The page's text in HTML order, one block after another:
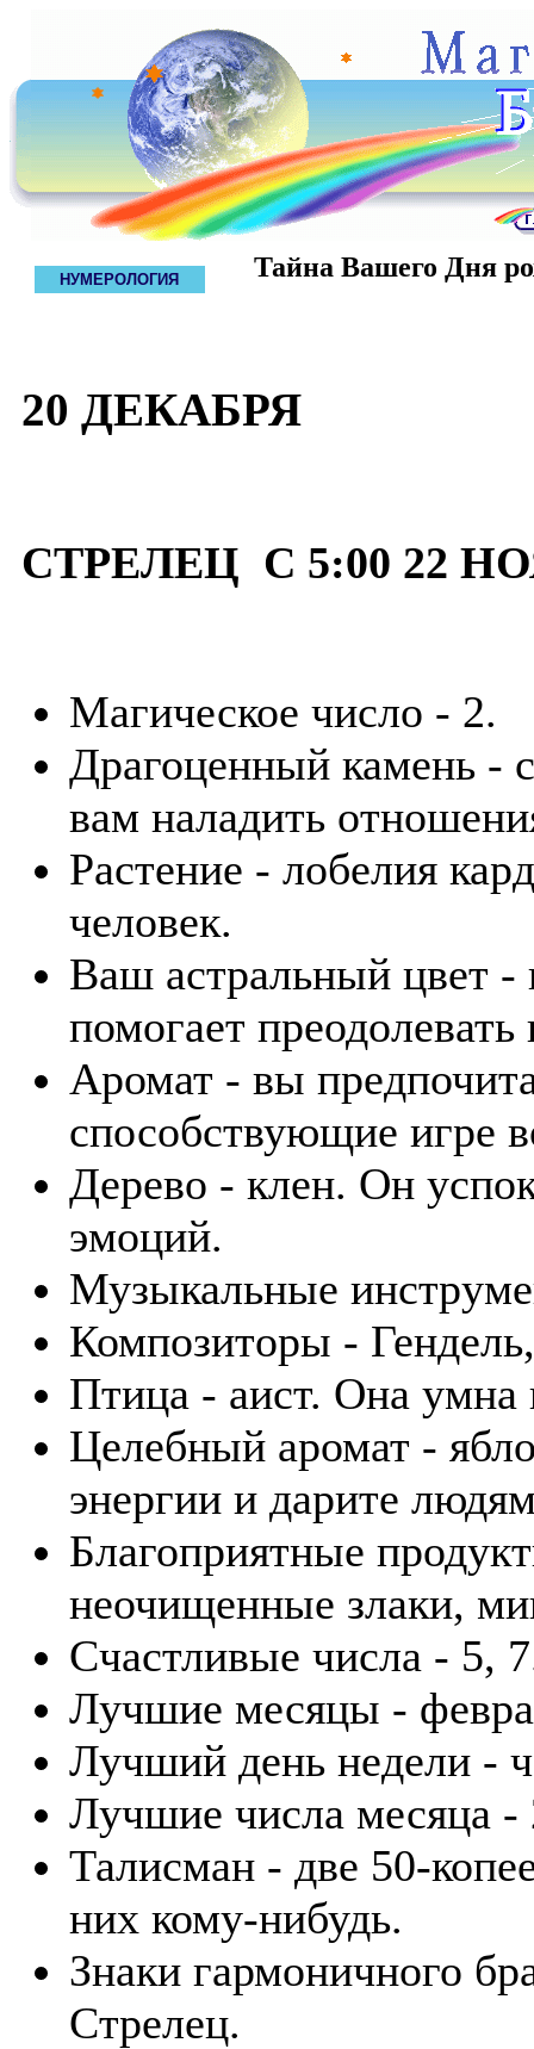
НУМЕРОЛОГИЯ Тайна Вашего Дня
20 ДЕКАБРЯ
СТРЕЛЕЦ С 5:00 22
Магическое число - 2.
Драгоценный камень -
вам наладить
Растение - лобелия
человек.
Ваш астральный цвет
помогает преодолевать
Аромат - вы
способствующие игре
Дерево - клен. Он
эмоций.
Музыкальные
Композиторы -
Птица - аист. Она умна
Целебный аромат -
энергии и дарите
Благоприятные
неочищенные злаки,
Счастливые числа - 5,
Лучшие месяцы -
Лучший день недели -
Лучшие числа месяца -
Талисман - две 50-
них кому-нибудь.
Знаки гармоничного
Стрелец.